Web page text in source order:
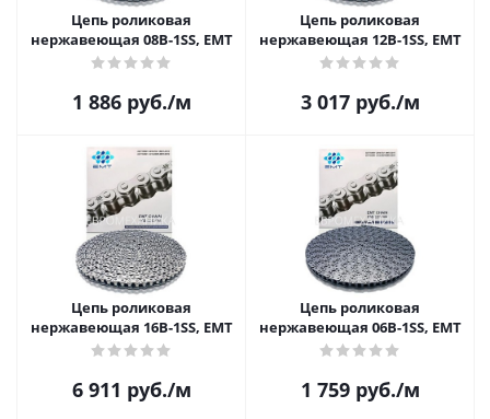
Цепь роликовая
нержавеющая 08B-1SS, EMT
1 886руб./м
Цепь роликовая
нержавеющая 12B-1SS, EMT
3 017руб./м
Цепь роликовая
нержавеющая 16B-1SS, EMT
6 911 руб./м
Цепь роликовая
нержавеющая 06B-1SS, EMT
1 759руб./м